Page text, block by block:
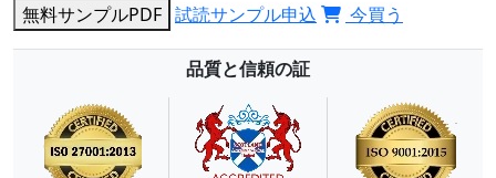
無料サンプルPDF 試読サンプル申込 今買う
品質と信頼の証